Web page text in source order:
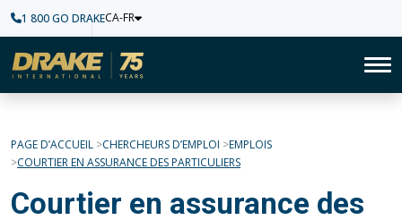
1 800 GO DRAKECA-FR
Accueil
PAGE D’ACCUEIL CHERCHEURS D’EMPLOI
EMPLOIS
COURTIER EN ASSURANCE DES PARTICULIERS
Courtier en assurance des